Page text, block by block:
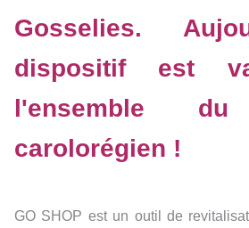
Gosselies.
dispositif est
l'ensemble du
carolorégien !
GO SHOP est un outil de